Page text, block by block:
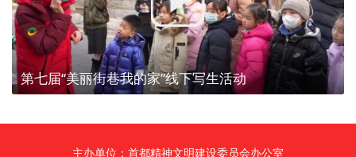
第七届“美丽街巷我的家”线下写生活动
主办单位：首都精神文明建设委员会办公室